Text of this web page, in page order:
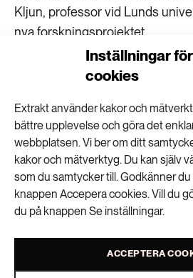
Inställningar för
cookies
Extrakt använder kakor och
bättre upplevelse och göra det
webbplatsen. Vi ber om ditt
kakor och mätverktyg. Du kan själv
som du samtycker till. Godkänner du
knappen Accepera cookies. Vill du
du på knappen Se inställningar.
ACCEPTERA
Kljun, professor vid Lunds
nya forskningsprojektet.
Mäter återhämtningen
Den allra värsta branden 2018
Hälsingland. Den bredde ut sig
landskapet. Släckningsarbetet
det torra och blåsiga vädret.
släckt omvandlades en del av
till naturreservat. Tack vare det